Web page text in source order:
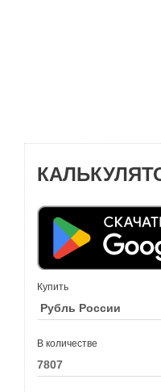
Купить
В количестве